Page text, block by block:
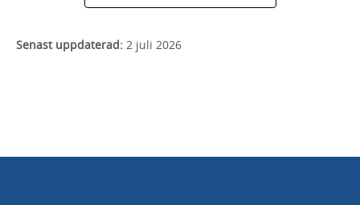
Senast uppdaterad: 2 juli 2026